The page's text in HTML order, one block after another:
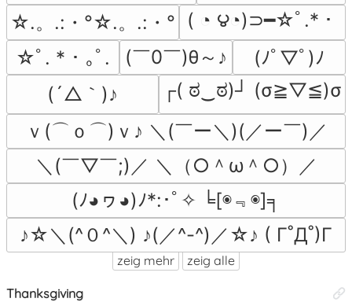
☆.。.:・°☆.。.:・°
( ◔ ౪◔)⊃━☆ﾟ.*・
☆ﾟ. * ･ ｡ﾟ.
(￣0￣)θ～♪
(ﾉﾟ▽ﾟ)ﾉ
(´△｀)♪
┌( ಠ‿ಠ)┘ (σ≧▽≦)σ
ｖ(⌒ｏ⌒)ｖ♪ ＼(￣ー＼)(／ー￣)／
＼(￣▽￣;)／ ＼（○＾ω＾○）／
(ﾉ◕ヮ◕)ﾉ*:･ﾟ✧ ╘[◉﹃◉]╕
♪☆＼(^０^＼) ♪(／^-^)／☆♪ ( Γ˚Д˚)Γ
zeig mehr zeig alle
Thanksgiving